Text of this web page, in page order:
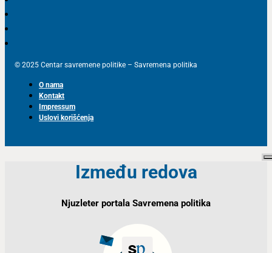
© 2025 Centar savremene politike – Savremena politika
O nama
Kontakt
Impressum
Uslovi korišćenja
Između redova
Njuzleter portala Savremena politika